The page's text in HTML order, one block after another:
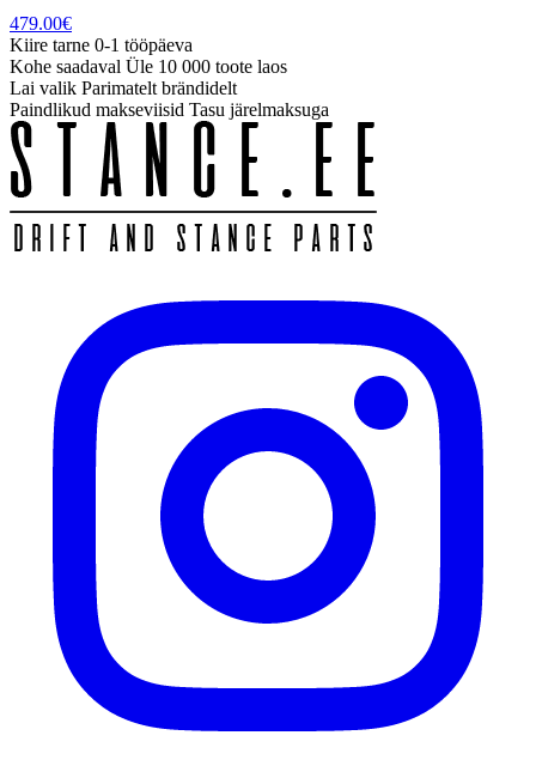
479.00€
Kiire tarne 0-1 tööpäeva
Kohe saadaval Üle 10 000 toote laos
Lai valik Parimatelt brändidelt
Paindlikud makseviisid Tasu järelmaksuga